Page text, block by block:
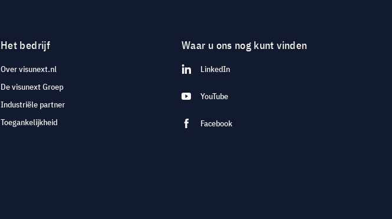
Het bedrijf
Over visunext.nl
De visunext Groep
Industriële partner
Toegankelijkheid
Waar u ons nog kunt vinden
LinkedIn
YouTube
Facebook